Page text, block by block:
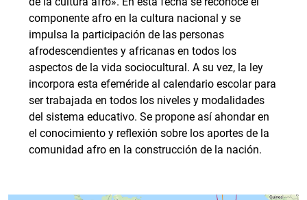
componente afro en la cultura nacional y se
impulsa la participación de las personas
afrodescendientes y africanas en todos los
aspectos de la vida sociocultural. A su vez, la ley
incorpora esta efeméride al calendario escolar para
ser trabajada en todos los niveles y modalidades
del sistema educativo. Se propone así ahondar en
el conocimiento y reflexión sobre los aportes de la
comunidad afro en la construcción de la nación.